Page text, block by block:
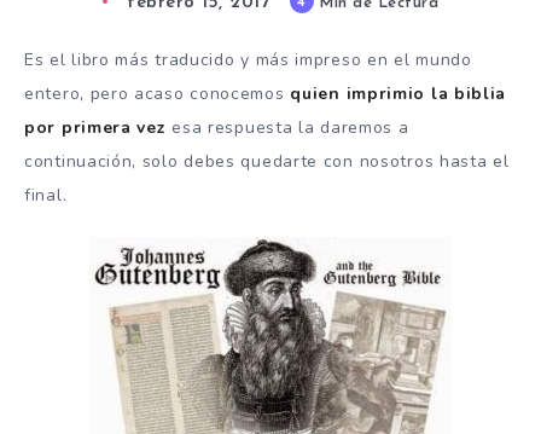
Es el libro más traducido y más impreso en el mundo
entero, pero acaso conocemos quien imprimio la biblia
por primera vez esa respuesta la daremos a
continuación, solo debes quedarte con nosotros hasta el
final.